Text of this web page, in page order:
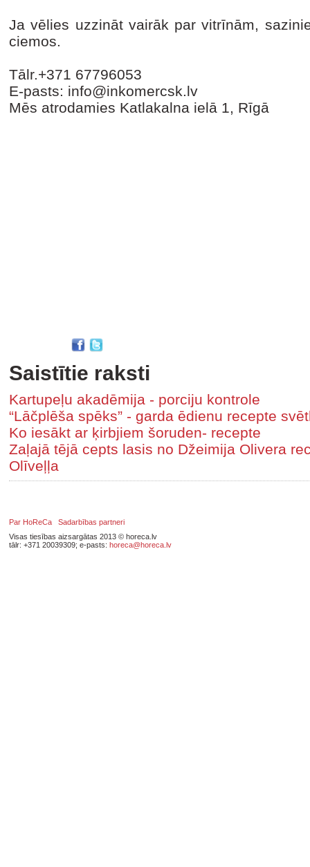
Ja vēlies uzzināt vairāk par vitrīnām,
ciemos.
Tālr.+371 67796053
E-pasts: info@inkomercsk.lv
Mēs atrodamies Katlakalna ielā 1, Rīgā
Saistītie raksti
Kartupeļu akadēmija - porciju kontrole
“Lāčplēša spēks” - garda ēdienu recepte
Ko iesākt ar ķirbjiem šoruden- recepte
Zaļajā tējā cepts lasis no Džeimija Olivera
Olīveļļa
Par HoReCa
Sadarbības partneri
Visas tiesības aizsargātas 2013 © horeca.lv
tālr: +371 20039309; e-pasts: horeca@horeca.lv